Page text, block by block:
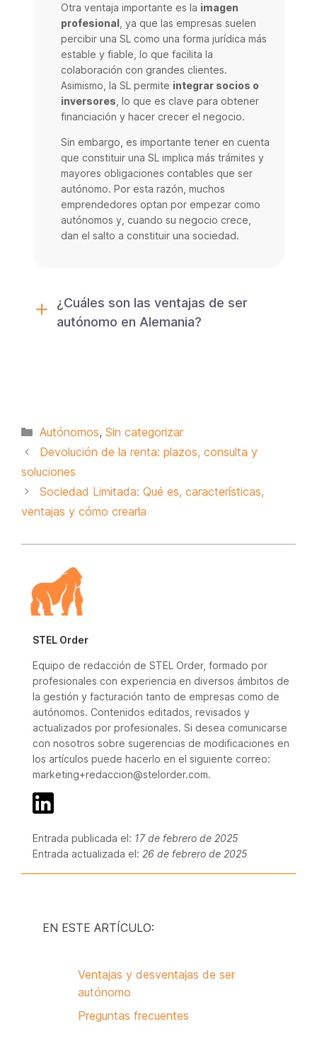
Otra ventaja importante es la imagen
profesional , ya que las empresas suelen
percibir una SL como una forma jurídica más
estable y fiable, lo que facilita la
colaboración con grandes clientes.
Asimismo, la SL permite integrar socios o
inversores , lo que es clave para obtener
financiación y hacer crecer el negocio.
Sin embargo, es importante tener en cuenta
que constituir una SL implica más trámites y
mayores obligaciones contables que ser
autónomo. Por esta razón, muchos
emprendedores optan por empezar como
autónomos y, cuando su negocio crece,
dan el salto a constituir una sociedad.
¿Cuáles son las ventajas de ser
autónomo en Alemania?
Categorías
Autónomos, Sin categorizar
Devolución de la renta: plazos, consulta y
soluciones
Sociedad Limitada: Qué es, características,
ventajas y cómo crearla
STEL Order
Equipo de redacción de STEL Order, formado por
profesionales con experiencia en diversos ámbitos de
la gestión y facturación tanto de empresas como de
autónomos. Contenidos editados, revisados y
actualizados por profesionales. Si desea comunicarse
con nosotros sobre sugerencias de modificaciones en
los artículos puede hacerlo en el siguiente correo:
marketing+redaccion@stelorder.com.
Entrada publicada el: 17 de febrero de 2025
Entrada actualizada el: 26 de febrero de 2025
EN ESTE ARTÍCULO:
Ventajas y desventajas de ser
autónomo
Preguntas frecuentes